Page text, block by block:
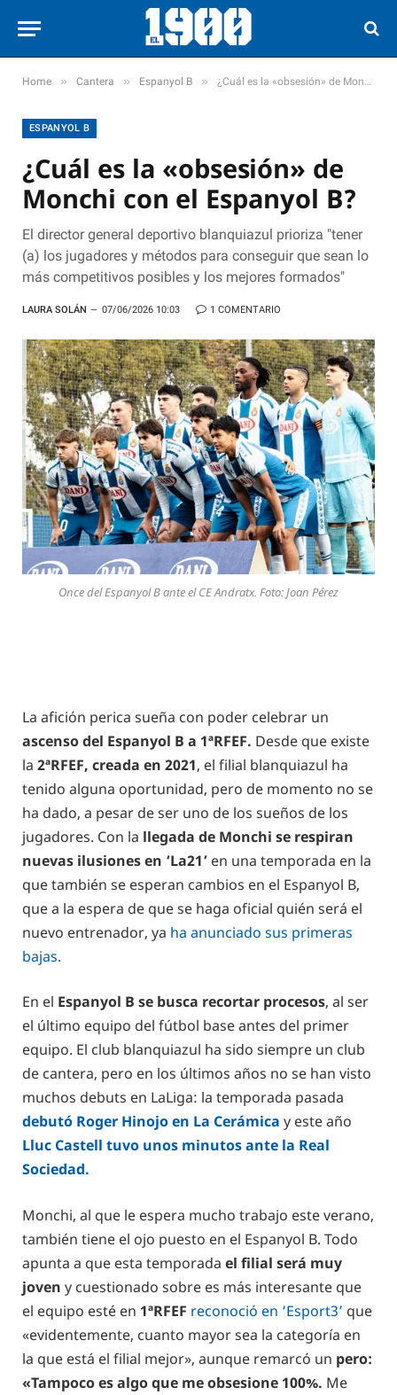
Home » Cantera » Espanyol B » ¿Cuál es la «obsesión» de Monchi con el Espanyol B?
ESPANYOL B
¿Cuál es la «obsesión» de
Monchi con el Espanyol B?
El director general deportivo blanquiazul prioriza "tener
(a) los jugadores y métodos para conseguir que sean lo
más competitivos posibles y los mejores formados"
LAURA SOLÁN 07/06/2026 10:03 1 COMENTARIO
Once del Espanyol B ante el CE Andratx. Foto: Joan Pérez
La afición perica sueña con poder celebrar un
ascenso del Espanyol B a 1ªRFEF. Desde que existe
la 2ªRFEF, creada en 2021, el filial blanquiazul ha
tenido alguna oportunidad, pero de momento no se
ha dado, a pesar de ser uno de los sueños de los
jugadores. Con la llegada de Monchi se respiran
nuevas ilusiones en ‘La21’ en una temporada en la
que también se esperan cambios en el Espanyol B,
que a la espera de que se haga oficial quién será el
nuevo entrenador, ya ha anunciado sus primeras
bajas.
En el Espanyol B se busca recortar procesos, al ser
el último equipo del fútbol base antes del primer
equipo. El club blanquiazul ha sido siempre un club
de cantera, pero en los últimos años no se han visto
muchos debuts en LaLiga: la temporada pasada
debutó Roger Hinojo en La Cerámica y este año
Lluc Castell tuvo unos minutos ante la Real
Sociedad.
Monchi, al que le espera mucho trabajo este verano,
también tiene el ojo puesto en el Espanyol B. Todo
apunta a que esta temporada el filial será muy
joven y cuestionado sobre es más interesante que
el equipo esté en 1ªRFEF reconoció en ‘Esport3’ que
«evidentemente, cuanto mayor sea la categoría en
la que está el filial mejor», aunque remarcó un pero:
«Tampoco es algo que me obsesione 100%. Me